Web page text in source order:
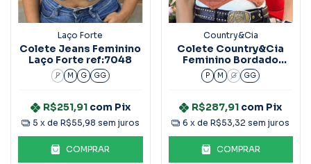
Laço Forte
Colete Jeans Feminino
Laço Forte ref:7048
P M G GG
R$251,91 com Pix
5 x de R$55,98 sem juros
COMPRAR
Country&Cia
Colete Country&Cia
Feminino Bordado
4480
P M G GG
R$287,91 com Pix
6 x deR$53,32 sem juros
COMPRAR